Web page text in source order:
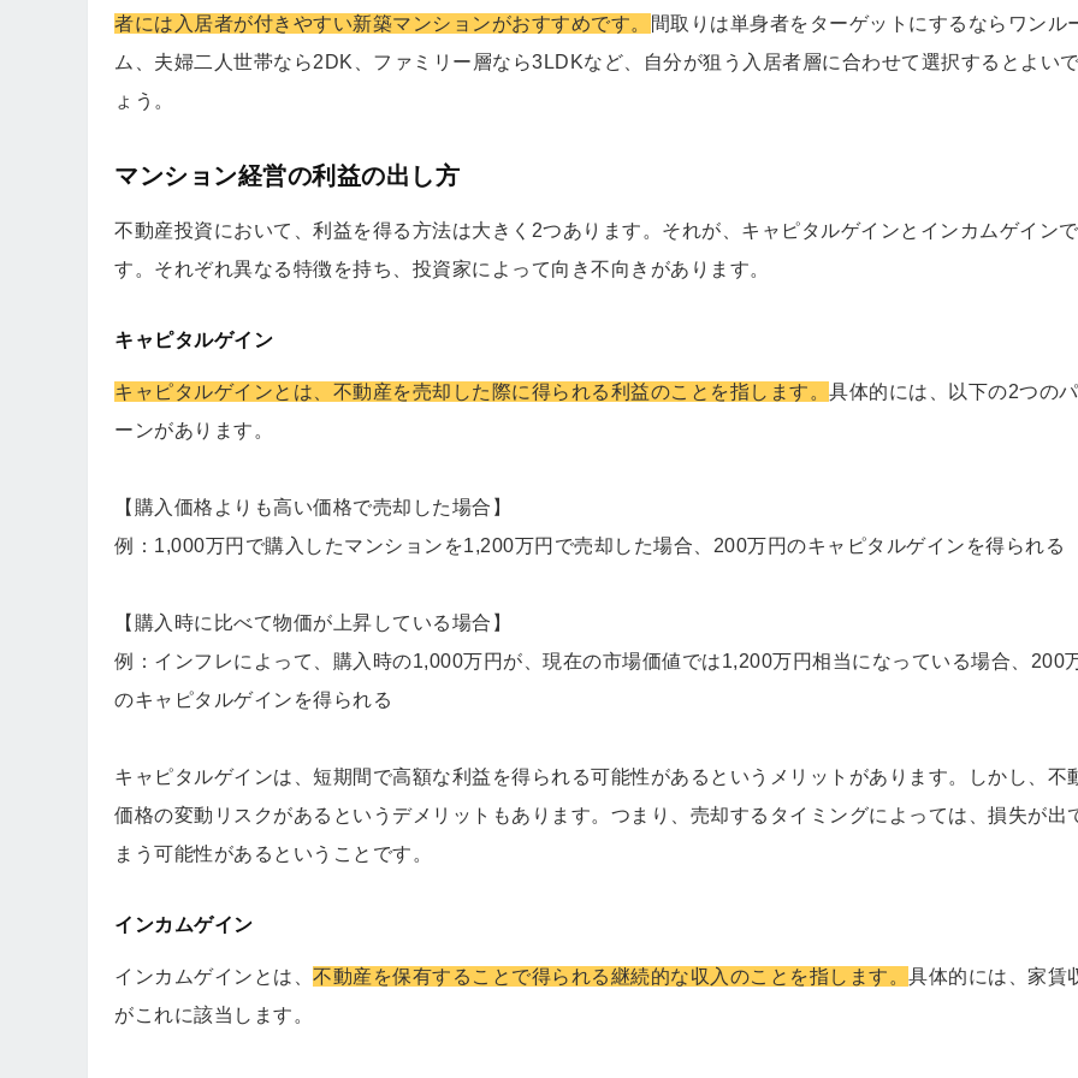
者には入居者が付きやすい新築マンションがおすすめです。
間取りは単身者をターゲットにするならワンル
ム、夫婦二人世帯なら2DK、ファミリー層なら3LDKなど、自分が狙う入居者層に合わせて選択するとよい
ょう。
マンション経営の利益の出し方
不動産投資において、利益を得る方法は大きく2つあります。それが、キャピタルゲインとインカムゲインで
す。それぞれ異なる特徴を持ち、投資家によって向き不向きがあります。
キャピタルゲイン
キャピタルゲインとは、不動産を売却した際に得られる利益のことを指します。 具体的には、以下の2つの
ーンがあります。
【購入価格よりも高い価格で売却した場合】
例：1,000万円で購入したマンションを1,200万円で売却した場合、200万円のキャピタルゲインを得られる
【購入時に比べて物価が上昇している場合】
例：インフレによって、購入時の1,000万円が、現在の市場価値では1,200万円相当になっている場合、200
のキャピタルゲインを得られる
キャピタルゲインは、短期間で高額な利益を得られる可能性があるというメリットがあります。しかし、不
価格の変動リスクがあるというデメリットもあります。つまり、売却するタイミングによっては、損失が出
まう可能性があるということです。
インカムゲイン
インカムゲインとは、 不動産を保有することで得られる継続的な収入のことを指します。 具体的には、家賃
がこれに該当します。